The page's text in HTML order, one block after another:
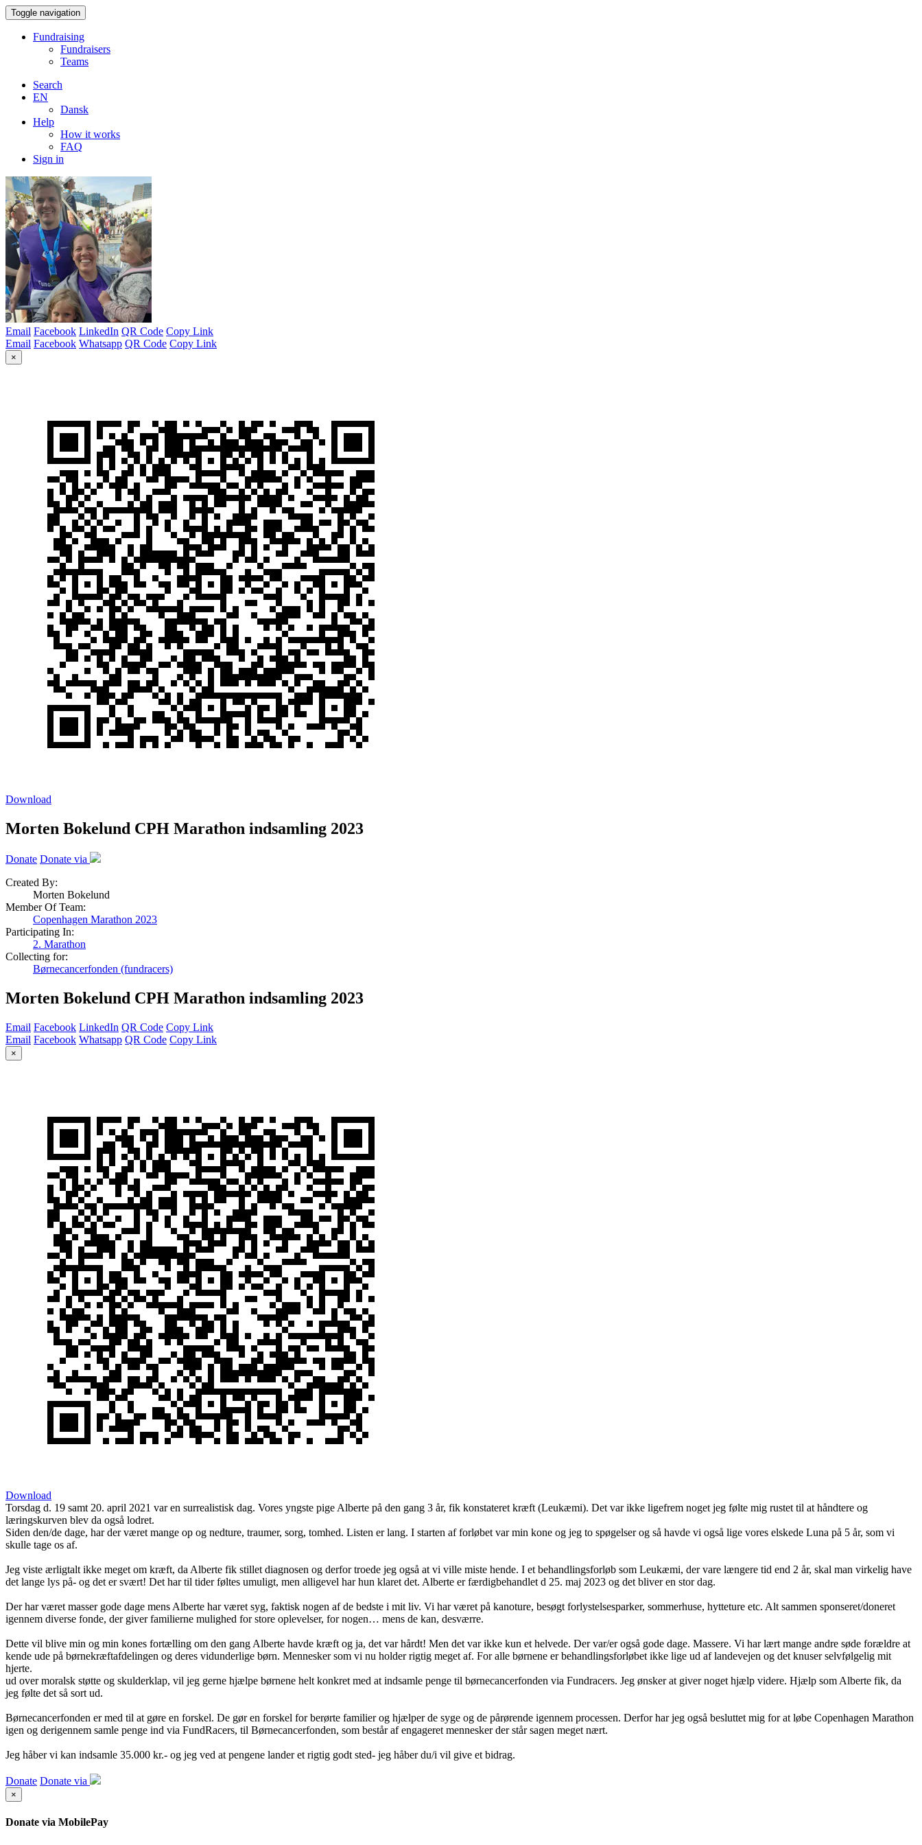
Toggle navigation
Fundraising
Fundraisers
Teams
Search
EN
Dansk
Help
How it works
FAQ
Sign in
Email Facebook LinkedIn QR Code Copy Link
Email Facebook Whatsapp QR Code Copy Link
×
Download
Morten Bokelund CPH Marathon indsamling 2023
Donate Donate via
Created By:
Morten Bokelund
Member Of Team:
Copenhagen Marathon 2023
Participating In:
2. Marathon
Collecting for:
Børnecancerfonden (fundracers)
Morten Bokelund CPH Marathon indsamling 2023
Email Facebook LinkedIn QR Code Copy Link
Email Facebook Whatsapp QR Code Copy Link
×
Download
Torsdag d. 19 samt 20. april 2021 var en surrealistisk dag. Vores yngste pige Alberte på den gang 3 år, fik konstateret kræft (Leukæmi). Det var ikke ligefrem noget jeg følte mig rustet til at håndtere og
læringskurven blev da også lodret.
Siden den/de dage, har der været mange op og nedture, traumer, sorg, tomhed. Listen er lang. I starten af forløbet var min kone og jeg to spøgelser og så havde vi også lige vores elskede Luna på 5 år, som vi
skulle tage os af.
Jeg viste ærligtalt ikke meget om kræft, da Alberte fik stillet diagnosen og derfor troede jeg også at vi ville miste hende. I et behandlingsforløb som Leukæmi, der vare længere tid end 2 år, skal man virkelig have
det lange lys på- og det er svært! Det har til tider føltes umuligt, men alligevel har hun klaret det. Alberte er færdigbehandlet d 25. maj 2023 og det bliver en stor dag.
Der har været masser gode dage mens Alberte har været syg, faktisk nogen af de bedste i mit liv. Vi har været på kanoture, besøgt forlystelsesparker, sommerhuse, hytteture etc. Alt sammen sponseret/doneret
igennem diverse fonde, der giver familierne mulighed for store oplevelser, for nogen… mens de kan, desværre.
Dette vil blive min og min kones fortælling om den gang Alberte havde kræft og ja, det var hårdt! Men det var ikke kun et helvede. Der var/er også gode dage. Massere. Vi har lært mange andre søde forældre at
kende ude på børnekræftafdelingen og deres vidunderlige børn. Mennesker som vi nu holder rigtig meget af. For alle børnene er behandlingsforløbet ikke lige ud af landevejen og det knuser selvfølgelig mit
hjerte.
ud over moralsk støtte og skulderklap, vil jeg gerne hjælpe børnene helt konkret med at indsamle penge til børnecancerfonden via Fundracers. Jeg ønsker at giver noget hjælp videre. Hjælp som Alberte fik, da
jeg følte det så sort ud.
Børnecancerfonden er med til at gøre en forskel. De gør en forskel for berørte familier og hjælper de syge og de pårørende igennem processen. Derfor har jeg også besluttet mig for at løbe Copenhagen Marathon
igen og derigennem samle penge ind via FundRacers, til Børnecancerfonden, som består af engageret mennesker der står sagen meget nært.
Jeg håber vi kan indsamle 35.000 kr.- og jeg ved at pengene lander et rigtig godt sted- jeg håber du/i vil give et bidrag.
Donate Donate via
×
Donate via MobilePay